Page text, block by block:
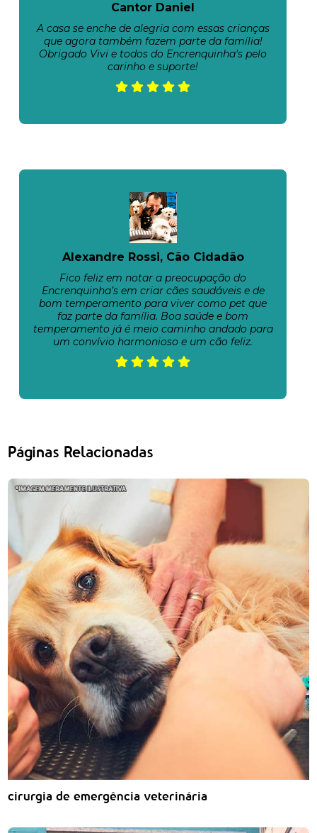
Cantor Daniel
A casa se enche de alegria com essas crianças
que agora também fazem parte da família!
Obrigado Vivi e todos do Encrenquinha's pelo
carinho e suporte!
Alexandre Rossi, Cão Cidadão
Fico feliz em notar a preocupação do
Encrenquinha’s em criar cães saudáveis e de
bom temperamento para viver como pet que
faz parte da família. Boa saúde e bom
temperamento já é meio caminho andado para
um convívio harmonioso e um cão feliz.
Páginas Relacionadas
cirurgia de emergência veterinária